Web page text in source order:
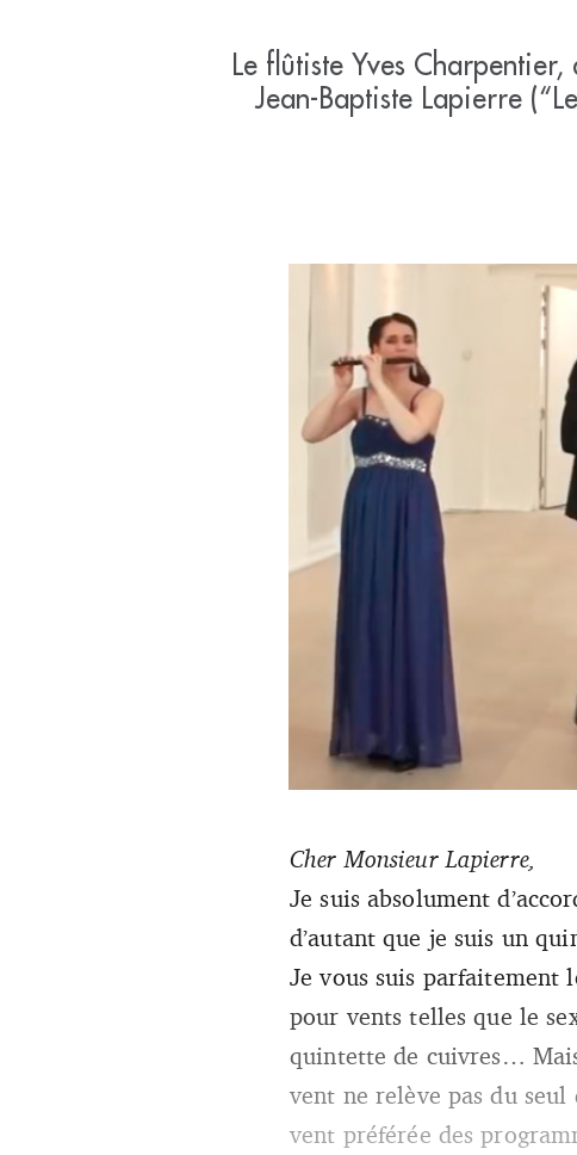
Le flûtiste Yves
Jean-Baptiste Lapierre
Lorsque l’on écoute
Cher Monsieur Lapierre,
Je suis absolument
d’autant que je suis un
Je vous suis parfaitement
pour vents telles que le
quintette de cuivres…
vent ne relève pas du
vent préférée des